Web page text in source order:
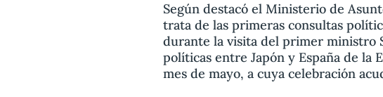
Según destacó el Ministerio de
trata de las primeras consultas
durante la visita del primer ministro
políticas entre Japón y España de la
mes de mayo, a cuya celebración